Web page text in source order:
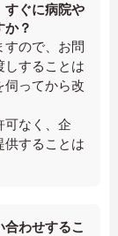
すぐに病院や
か？
すので、お問
しすることは
伺ってから改
可なく、企
供することは
わせするこ